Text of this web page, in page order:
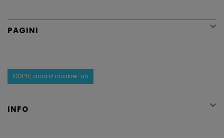
PAGINI 
GDPR, acord cookie-uri
INFO 